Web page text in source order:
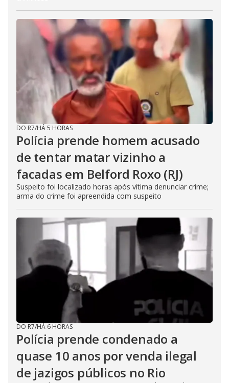
DO R7/HÁ 5 HORAS
Polícia prende homem acusado
de tentar matar vizinho a
facadas em Belford Roxo (RJ)
Suspeito foi localizado horas após vítima denunciar crime;
arma do crime foi apreendida com suspeito
DO R7/HÁ 6 HORAS
Polícia prende condenado a
quase 10 anos por venda ilegal
de jazigos públicos no Rio